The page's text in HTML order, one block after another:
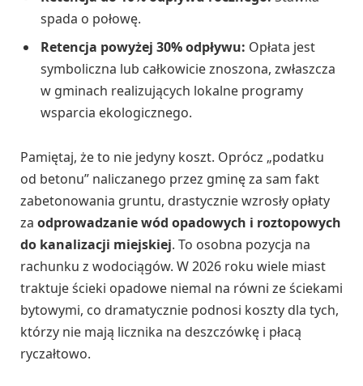
spada o połowę.
Retencja powyżej 30% odpływu: Opłata jest
symboliczna lub całkowicie znoszona, zwłaszcza
w gminach realizujących lokalne programy
wsparcia ekologicznego.
Pamiętaj, że to nie jedyny koszt. Oprócz „podatku
od betonu” naliczanego przez gminę za sam fakt
zabetonowania gruntu, drastycznie wzrosły opłaty
za odprowadzanie wód opadowych i roztopowych
do kanalizacji miejskiej. To osobna pozycja na
rachunku z wodociągów. W 2026 roku wiele miast
traktuje ścieki opadowe niemal na równi ze ściekami
bytowymi, co dramatycznie podnosi koszty dla tych,
którzy nie mają licznika na deszczówkę i płacą
ryczałtowo.